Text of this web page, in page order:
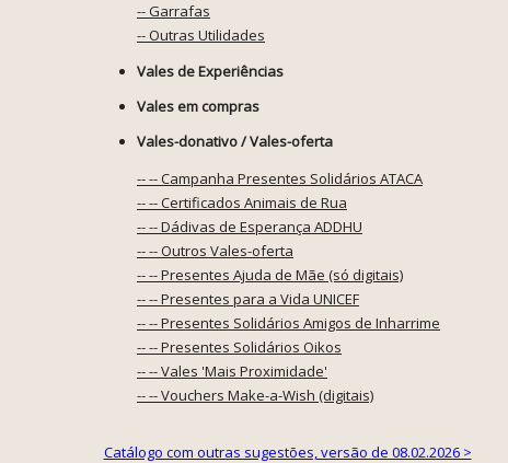
-- Garrafas
-- Outras Utilidades
Vales de Experiências
Vales em compras
Vales-donativo / Vales-oferta
-- -- Campanha Presentes Solidários ATACA
-- -- Certificados Animais de Rua
-- -- Dádivas de Esperança ADDHU
-- -- Outros Vales-oferta
-- -- Presentes Ajuda de Mãe (só digitais)
-- -- Presentes para a Vida UNICEF
-- -- Presentes Solidários Amigos de Inharrime
-- -- Presentes Solidários Oikos
-- -- Vales 'Mais Proximidade'
-- -- Vouchers Make-a-Wish (digitais)
Catálogo com outras sugestões, versão de 08.02.2026 >